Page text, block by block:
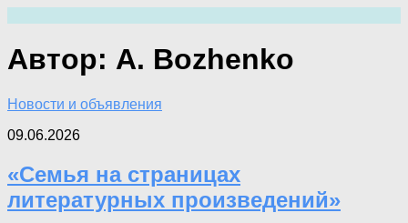
содержимому
Автор: A. Bozhenko
Новости и объявления
09.06.2026
«Семья на страницах
литературных произведений»